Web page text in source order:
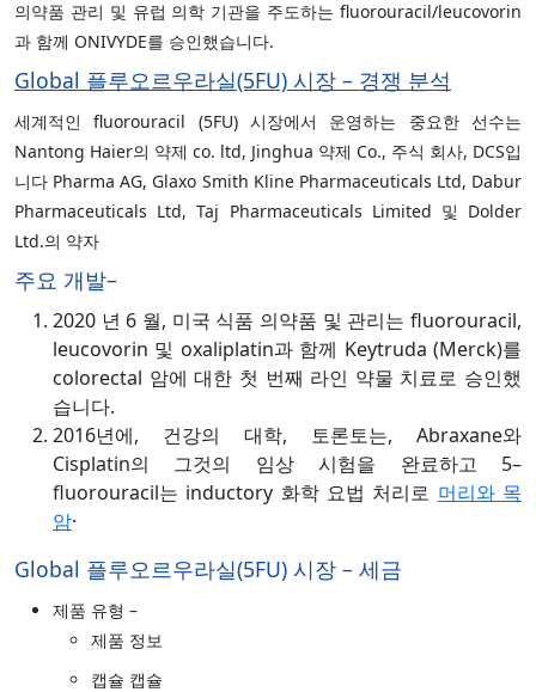
의약품 관리 및 유럽 의학 기관을 주도하는 fluorouracil/leucovorin
과 함께 ONIVYDE를 승인했습니다.
Global 플루오르우라실(5FU) 시장 – 경쟁 분석
세계적인 fluorouracil (5FU) 시장에서 운영하는 중요한 선수는
Nantong Haier의 약제 co. ltd, Jinghua 약제 Co., 주식 회사, DCS입
니다 Pharma AG, Glaxo Smith Kline Pharmaceuticals Ltd, Dabur
Pharmaceuticals Ltd, Taj Pharmaceuticals Limited 및 Dolder
Ltd.의 약자
주요 개발–
2020 년 6 월, 미국 식품 의약품 및 관리는 fluorouracil,
leucovorin 및 oxaliplatin과 함께 Keytruda (Merck)를
colorectal 암에 대한 첫 번째 라인 약물 치료로 승인했
습니다.
2016년에, 건강의 대학, 토론토는, Abraxane와
Cisplatin의 그것의 임상 시험을 완료하고 5–
fluorouracil는 inductory 화학 요법 처리로 머리와 목
암·
Global 플루오르우라실(5FU) 시장 – 세금
제품 유형 –
제품 정보
캡슐 캡슐